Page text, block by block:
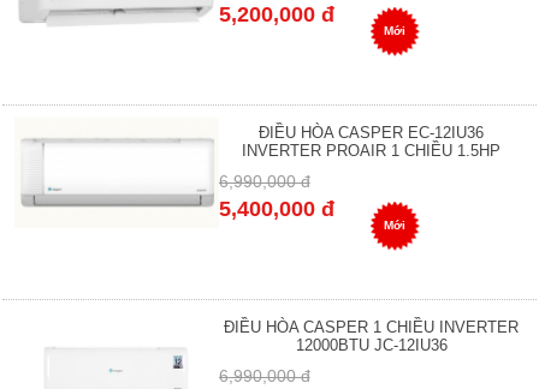
5,200,000 đ
Mới
ĐIỀU HÒA CASPER EC-12IU36
INVERTER PROAIR 1 CHIỀU 1.5HP
6,990,000 đ
5,400,000 đ
Mới
ĐIỀU HÒA CASPER 1 CHIỀU INVERTER
12000BTU JC-12IU36
6,990,000 đ